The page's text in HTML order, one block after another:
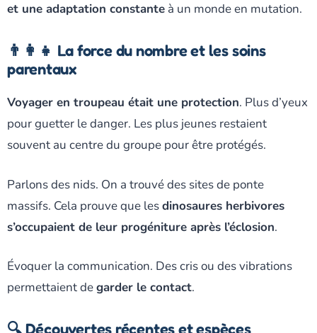
et une adaptation constante à un monde en mutation.
👨‍👩‍👧 La force du nombre et les soins
parentaux
Voyager en troupeau était une protection. Plus d’yeux
pour guetter le danger. Les plus jeunes restaient
souvent au centre du groupe pour être protégés.
Parlons des nids. On a trouvé des sites de ponte
massifs. Cela prouve que lesdinosaures herbivores
s’occupaient de leur progéniture après l’éclosion.
Évoquer la communication. Des cris ou des vibrations
permettaient degarder le contact.
🔍 Découvertes récentes et espèces